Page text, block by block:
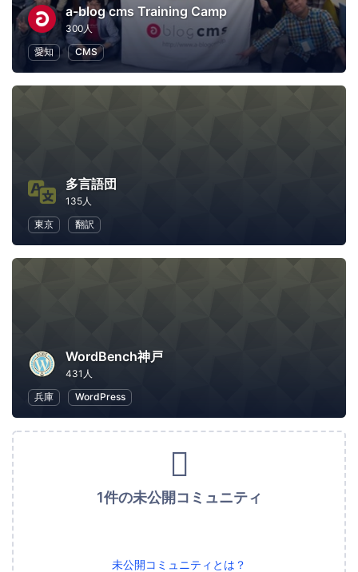
a-blog cms Training Camp
300人
愛知
CMS
多言語団
135人
東京
翻訳
WordBench神戸
431人
兵庫
WordPress
1件の未公開コミュニティ
未公開コミュニティとは？